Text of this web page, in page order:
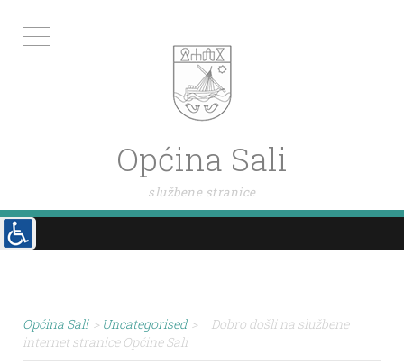
Općina Sali
službene stranice
Općina Sali > Uncategorised >
Dobro došli na službene
internet stranice Općine Sali